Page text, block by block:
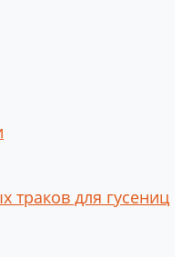
траков для гусениц